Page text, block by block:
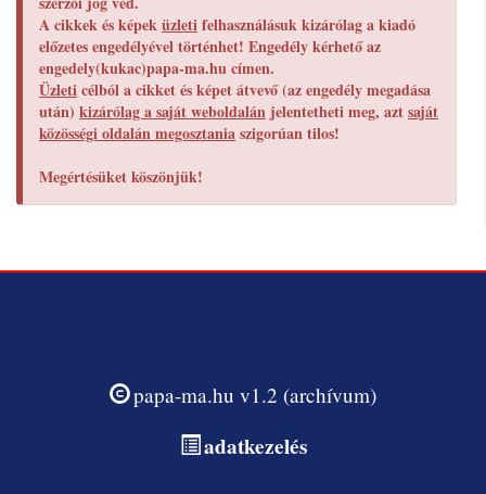
A cikkek és képeküzletifelhasználásuk kizárólag a kiadó
előzetes engedélyével történhet! Engedély kérhető az
engedely(kukac)papa-ma.hu címen.
Üzleticélból a cikket és képet átvevő (az engedély megadása
után) kizárólag a saját weboldalán jelentetheti meg, aztsaját
közösségi oldalán megosztaniaszigorúan tilos!
Megértésüket köszönjük!
papa-ma.hu v1.2 (archívum)
adatkezelés